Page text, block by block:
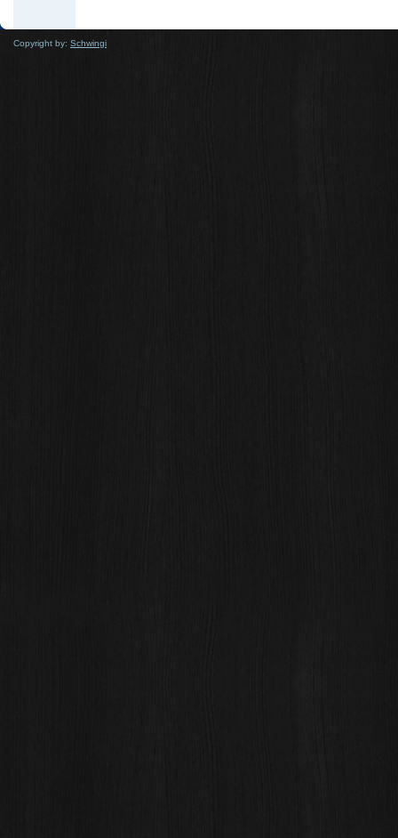
Copyright by: Schwingi